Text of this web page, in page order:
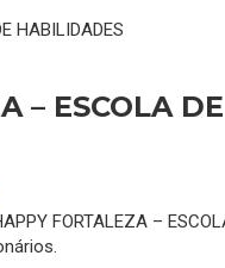
– ESCOLA
FORTALEZA –